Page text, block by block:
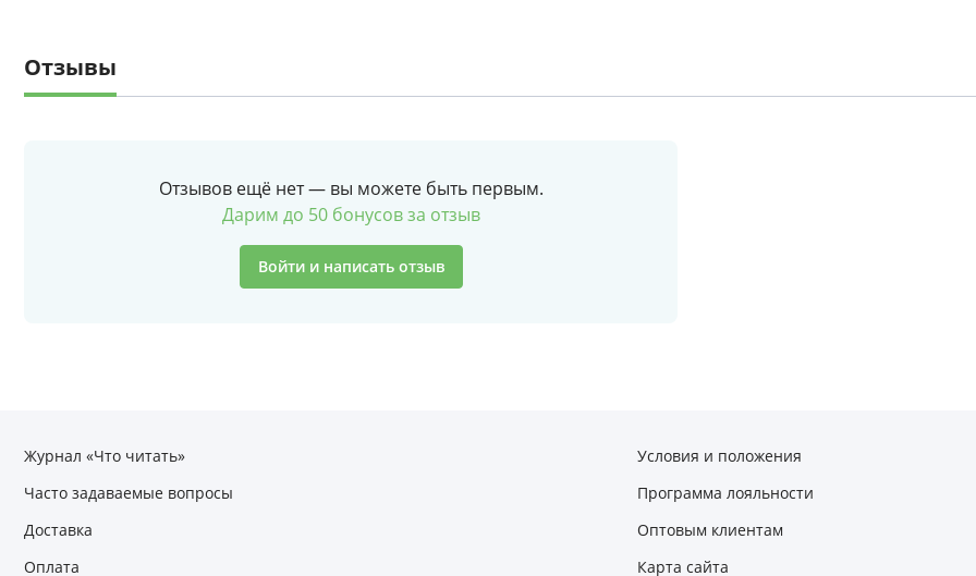
Отзывы
Отзывов ещё нет — вы можете быть первым.
Дарим до 50 бонусов за отзыв
Войти и написать отзыв
Журнал «Что читать»
Часто задаваемые вопросы
Доставка
Оплата
Условия и положения
Программа лояльности
Оптовым клиентам
Карта сайта